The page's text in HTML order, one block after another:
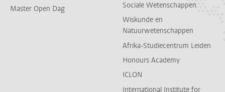
Master Open Dag
Sociale Wetenschappen
Wiskunde en
Natuurwetenschappen
Afrika-Studiecentrum Leiden
Honours Academy
ICLON
International Institute for